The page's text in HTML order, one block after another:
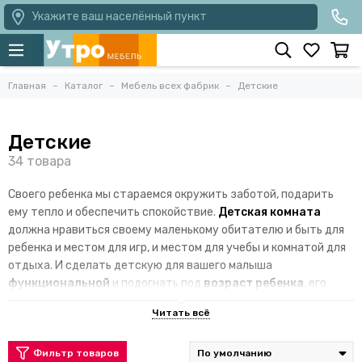
Укажите ваш населённый пункт
Главная Каталог Мебель всех фабрик Детские
Детские
Своего ребенка мы стараемся окружить заботой, подарить
ему тепло и обеспечить спокойствие. Детская комната
должна нравиться своему маленькому обитателю и быть для
ребенка и местом для игр, и местом для учебы и комнатой для
отдыха. И сделать детскую для вашего малыша
функциональной и подогнать под возраст ребенка , его
мебельного магазина «Малиновка».
В нашемкаталоге мебели
для детской комнаты и спальни мы
Фильтр товаров